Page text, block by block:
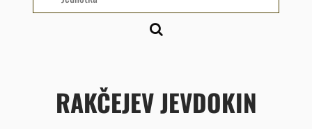
RAKČEJEV JEVDOKIN